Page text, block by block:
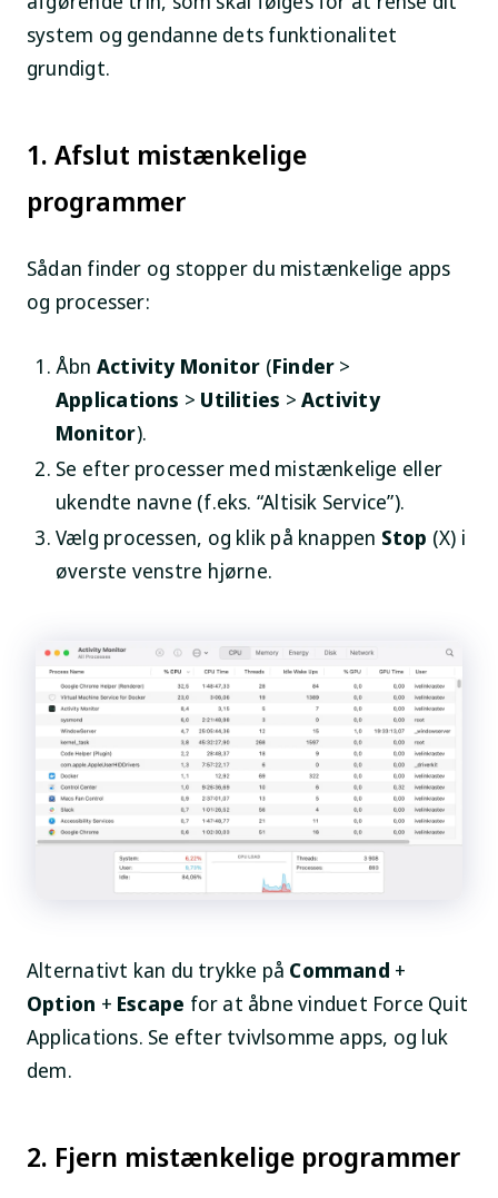
system og gendanne dets funktionalitet
grundigt.
1. Afslut mistænkelige
programmer
Sådan finder og stopper du mistænkelige apps
og processer:
Åbn Activity Monitor (Finder >
Applications > Utilities > Activity
Monitor).
Se efter processer med mistænkelige eller
ukendte navne (f.eks. “Altisik Service”).
Vælg processen, og klik på knappen Stop (X) i
øverste venstre hjørne.
Alternativt kan du trykke på Command +
Option + Escape for at åbne vinduet Force Quit
Applications. Se efter tvivlsomme apps, og luk
dem.
2. Fjern mistænkelige programmer